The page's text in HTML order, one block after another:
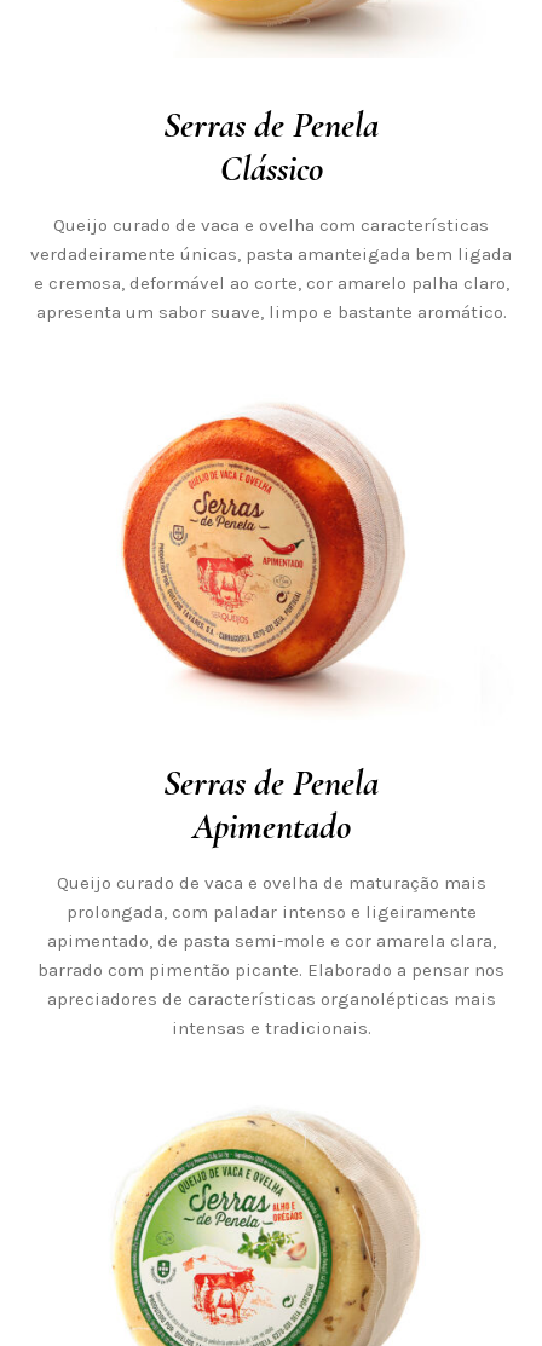
Serras de Penela
Clássico
Queijo curado de vaca e ovelha com características
verdadeiramente únicas, pasta amanteigada bem ligada
e cremosa, deformável ao corte, cor amarelo palha claro,
apresenta um sabor suave, limpo e bastante aromático.
Serras de Penela
Apimentado
Queijo curado de vaca e ovelha de maturação mais
prolongada, com paladar intenso e ligeiramente
apimentado, de pasta semi-mole e cor amarela clara,
barrado com pimentão picante. Elaborado a pensar nos
apreciadores de características organolépticas mais
intensas e tradicionais.